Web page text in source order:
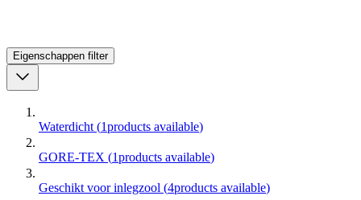
Eigenschappen filter
Waterdicht (1products available)
GORE-TEX (1products available)
Geschikt voor inlegzool (4products available)